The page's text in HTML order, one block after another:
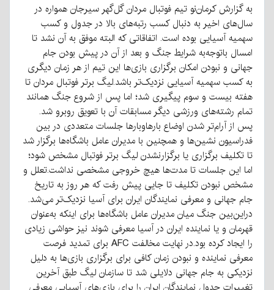
به گزارش‌ کرمان‌نو تیم فوتبال مردان گل‌گهر سیرجان همواره در
سال‌های اخیر به دنبال کسب رتبه‌های بالا در جدول و کسب
سهمیه آسیایی بوده است. اتفاقاتی که البته موفق به آن نشد تا
امسال باتوجه‌به شرایط جنگ و بعد از آن در پیش بودن جام
جهانی و نبودن امکان برگزاری بازی‌ها این تیم از هر زمان دیگری
به کسب سهمیه آسیایی نزدیک‌تر باشد.لیگ برتر فوتبال مردان تا
هفته بیست و سوم پیگیری شد؛ اما پس از شروع جنگ همانند
تمام رشته‌های ورزشی دیگر مسابقات آن با تعویق روبرو شد.
پس از آرام‌تر شدن اوضاع بارهاوبارها جلسات متعددی در بین
فدراسیون نشین‌ها و همچنین با مدیران عامل باشگاه‌ها برگزار شد
تا تکلیف برگزاری یا برگزارنشدن لیگ برتر فوتبال مشخص شود؛
اما این جلسات تا مدت‌ها هیچ خروجی مشخصی نداشت.تعلل و
مشخص نبودن تکلیف تا جایی پیش رفت که هر روز به تاریخ
جام جهانی و معرفی نمایندگان ایران برای آسیا نزدیک‌تر می‌شد.
دراین‌بین جنگ میان مدیران عامل باشگاه‌ها برای اینکه به‌عنوان
قهرمان و یا نماینده ایران در آسیا معرفی شوند نیز حواشی زیادی
را ایجاد کرده بود.
در نهایت مخالفت AFC برای تمدید فرصت
معرفی نماینده و نبودن زمان کافی برای برگزاری بازی‌ها به دلیل
نزدیکی به جام جهانی دلایلی شد تا سازمان لیگ طبق آخرین